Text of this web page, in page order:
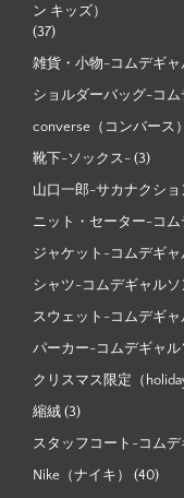
ン キッズ）
(37)
雑貨・小物-コムデギャ
ショルダーバッグ-コム
converse（コンバース）
靴下-ソックス- (3)
山口一郎-サカナクショ
ニット・セーター-コム
ジャケット-コムデギャ
シャツ-コムデギャルソ
スウェット-コムデギャ
パーカー-コムデギャル
クリスマス限定（
縮絨 (3)
スタッフコート-コムデ
Nike（ナイキ） (40)